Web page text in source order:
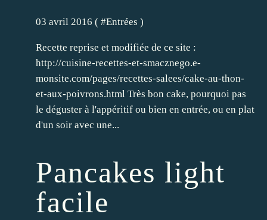
03 avril 2016 ( #Entrées )
Recette reprise et modifiée de ce site :
http://cuisine-recettes-et-smacznego.e-
monsite.com/pages/recettes-salees/cake-au-thon-
et-aux-poivrons.html Très bon cake, pourquoi pas
le déguster à l'appéritif ou bien en entrée, ou en plat
d'un soir avec une...
Pancakes light
facile